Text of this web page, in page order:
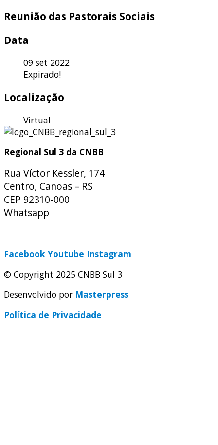
Reunião das Pastorais Sociais
Data
09 set 2022
Expirado!
Localização
Virtual
Regional Sul 3 da CNBB
Rua Víctor Kessler, 174
Centro, Canoas – RS
CEP 92310-000
Whatsapp
Facebook Youtube Instagram
© Copyright 2025 CNBB Sul 3
Desenvolvido por Masterpress
Política de Privacidade